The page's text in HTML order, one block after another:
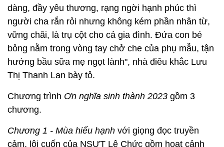
dàng, đầy yêu thương, rạng ngời hạnh phúc thì
người cha rắn rỏi nhưng không kém phần nhân từ,
vững chãi, là trụ cột cho cả gia đình. Đứa con bé
bỏng nằm trong vòng tay chở che của phụ mẫu, tận
hưởng bầu sữa mẹ ngọt lành", nhà điêu khắc Lưu
Thị Thanh Lan bày tỏ.
Chương trình Ơn nghĩa sinh thành 2023 gồm 3
chương.
Chương 1 - Mùa hiếu hạnh với giọng đọc truyền
cảm, lôi cuốn của NSƯT Lê Chức gồm hoạt cảnh